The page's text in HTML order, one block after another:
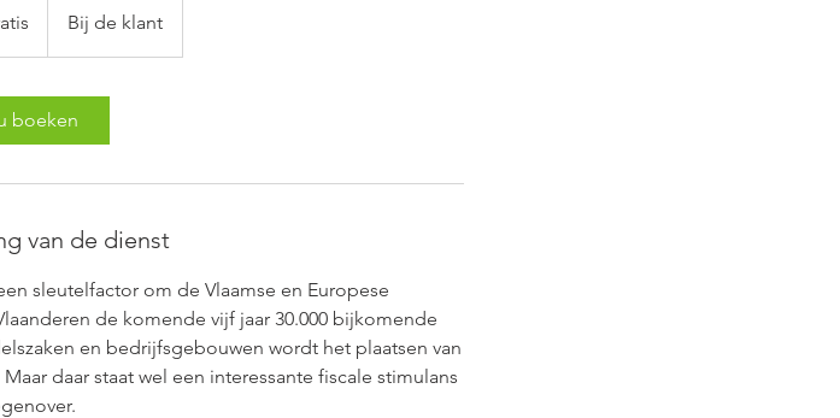
Bij de klant
boeken
van de dienst
sleutelfactor om de Vlaamse en Europese
de komende vijf jaar 30.000 bijkomende
en bedrijfsgebouwen wordt het plaatsen van
daar staat wel een interessante fiscale stimulans